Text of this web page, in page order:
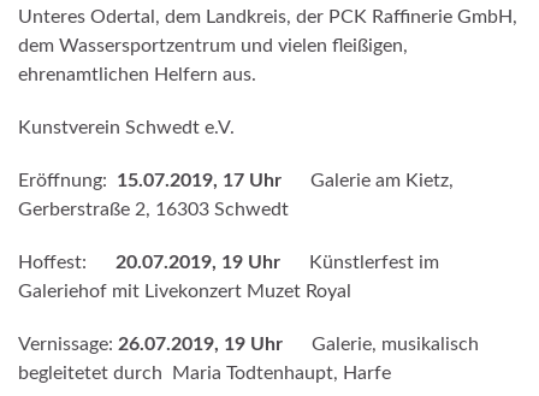
Unteres Odertal, dem Landkreis, der PCK Raffinerie GmbH,
dem Wassersportzentrum und vielen fleißigen,
ehrenamtlichen Helfern aus.
Kunstverein Schwedt e.V.
Eröffnung: 15.07.2019, 17 Uhr Galerie am Kietz,
Gerberstraße 2, 16303 Schwedt
Hoffest: 20.07.2019, 19 Uhr
Künstlerfest im
Galeriehof mit Livekonzert Muzet Royal
Vernissage: 26.07.2019, 19 Uhr Galerie, musikalisch
begleitetet durch Maria Todtenhaupt, Harfe